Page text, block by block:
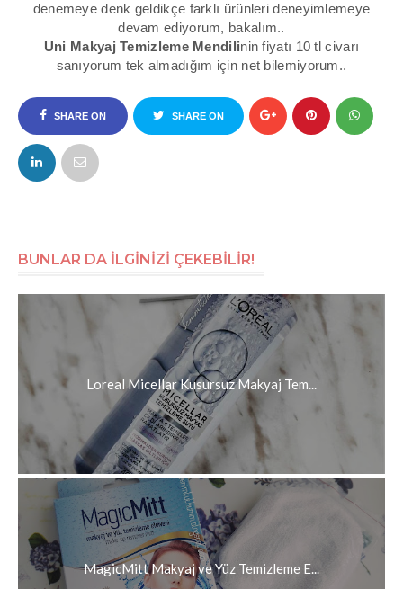
denemeye denk geldikçe farklı ürünleri deneyimlemeye
devam ediyorum, bakalım..
Uni Makyaj Temizleme Mendilinin fiyatı 10 tl civarı
sanıyorum tek almadığım için net bilemiyorum..
SHARE ON
FACEBOOK
SHARE ON
BUNLAR DA İLGİNİZİ ÇEKEBİLİR!
Loreal Micellar Kusursuz Makyaj Tem...
MagicMitt Makyaj ve Yüz Temizleme E...